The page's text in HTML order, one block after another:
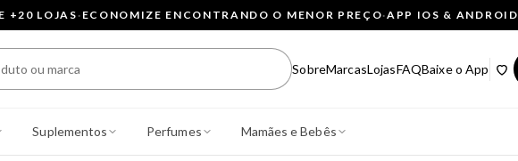
+20 LOJAS· ECONOMIZE ENCONTRANDO O MENOR PREÇO·APP IOS & ANDROID
SobreMarcasLojasFAQBaixe o App
Suplementos Perfumes Mamães e Bebês